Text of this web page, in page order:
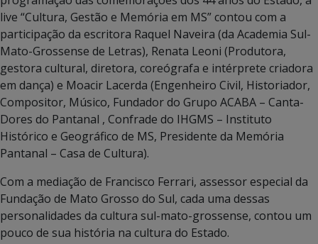
live “Cultura, Gestão e Memória em MS” contou com a
participação da escritora Raquel Naveira (da Academia Sul-
Mato-Grossense de Letras), Renata Leoni (Produtora,
gestora cultural, diretora, coreógrafa e intérprete criadora
em dança) e Moacir Lacerda (Engenheiro Civil, Historiador,
Compositor, Músico, Fundador do Grupo ACABA – Canta-
Dores do Pantanal , Confrade do IHGMS – Instituto
Histórico e Geográfico de MS, Presidente da Memória
Pantanal – Casa de Cultura).
Com a mediação de Francisco Ferrari, assessor especial da
Fundação de Mato Grosso do Sul, cada uma dessas
personalidades da cultura sul-mato-grossense, contou um
pouco de sua história na cultura do Estado.